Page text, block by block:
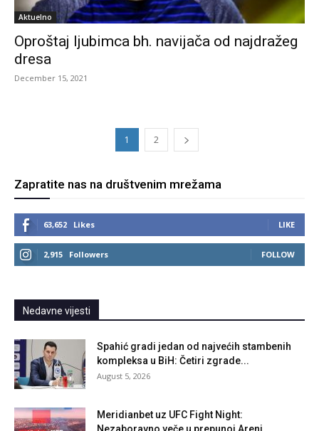
Aktuelno
Oproštaj ljubimca bh. navijača od najdražeg
dresa
December 15, 2021
1 2
Zapratite nas na društvenim mrežama
63,652 Likes LIKE
2,915 Followers FOLLOW
Nedavne vijesti
Spahić gradi jedan od najvećih stambenih
kompleksa u BiH: Četiri zgrade...
August 5, 2026
Meridianbet uz UFC Fight Night:
Nezaboravno veče u prepunoj Areni